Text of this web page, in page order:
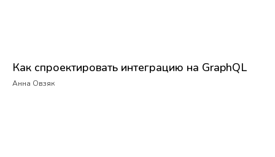
Как спроектировать интеграцию на GraphQL
Анна Овзяк